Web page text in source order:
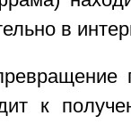
в
к